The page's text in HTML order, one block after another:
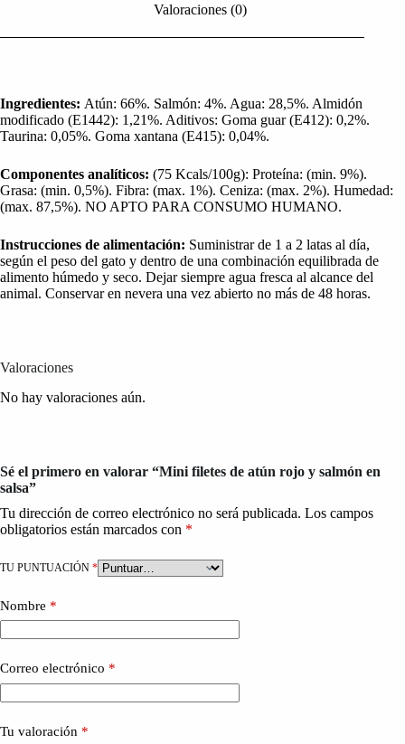
Valoraciones (0)
Ingredientes: Atún: 66%. Salmón: 4%. Agua: 28,5%. Almidón
modificado (E1442): 1,21%. Aditivos: Goma guar (E412): 0,2%.
Taurina: 0,05%. Goma xantana (E415): 0,04%.
Componentes analíticos: (75 Kcals/100g): Proteína: (min. 9%).
Grasa: (min. 0,5%). Fibra: (max. 1%). Ceniza: (max. 2%). Humedad:
(max. 87,5%). NO APTO PARA CONSUMO HUMANO.
Instrucciones de alimentación: Suministrar de 1 a 2 latas al día,
según el peso del gato y dentro de una combinación equilibrada de
alimento húmedo y seco. Dejar siempre agua fresca al alcance del
animal. Conservar en nevera una vez abierto no más de 48 horas.
Valoraciones
No hay valoraciones aún.
Sé el primero en valorar “Mini filetes de atún rojo y salmón en
salsa”
Tu dirección de correo electrónico no será publicada. Los campos
obligatorios están marcados con *
TU PUNTUACIÓN *
Nombre *
Correo electrónico *
Tu valoración *